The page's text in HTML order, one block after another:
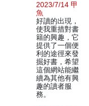
2023/7/14 甲
魚
好讀的出現，
使我重措對書
籍的興趣，它
提供了一個便
利的途徑來發
掘好書，希望
這個網站能繼
續為其他有興
趣的讀者服
務。